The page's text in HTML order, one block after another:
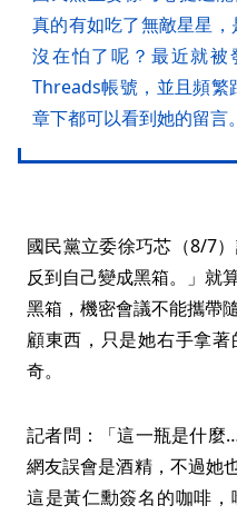
真的有如吃了無敵星星
沒在怕了呢？最近就
Threads帳號，並且頻繁
章下都可以看到她的留言。
國民黨立委徐巧芯（8/7
反到自己變成黑箱。」就
黑箱，機密會議不能攜帶
顧東西，只是她右手拿
奇。
記者問：「這一瓶是什
網友誤會是酒精，不過她
這是黃仁勳簽名的咖啡